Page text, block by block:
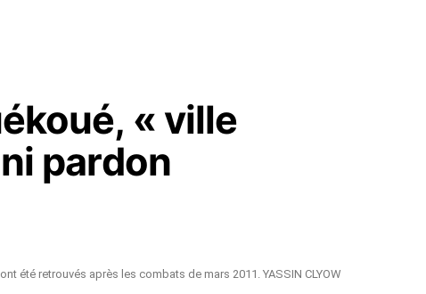
« ville
pardon
été retrouvés après les combats de mars 2011. YASSIN CLYOW